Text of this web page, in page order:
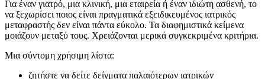
Για έναν γιατρό, μια κλινική, μια εταιρεία ή έναν ιδιώτη ασθενή, το
να ξεχωρίσει ποιος είναι πραγματικά εξειδικευμένος ιατρικός
μεταφραστής δεν είναι πάντα εύκολο. Τα διαφημιστικά κείμενα
μοιάζουν μεταξύ τους. Χρειάζονται μερικά συγκεκριμένα κριτήρια.
Μια σύντομη χρήσιμη λίστα:
ζητήστε να δείτε δείγματα παλαιότερων ιατρικών